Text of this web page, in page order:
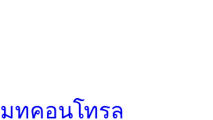
ทคอนโทรล